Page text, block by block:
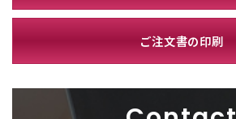
ご注文書の印刷